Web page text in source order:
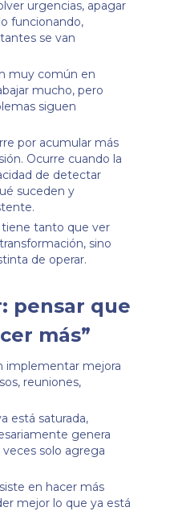
urgencias, apagar
funcionando,
se van
muy común en
mucho, pero
siguen
por acumular más
Ocurre cuando la
de detectar
suceden y
tanto que ver
sino
de operar.
pensar que
más”
implementar mejora
reuniones,
está saturada,
genera
solo agrega
en hacer más
mejor lo que ya está